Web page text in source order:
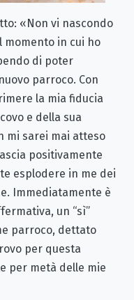
«Non vi nascondo
momento in cui ho
di poter
parroco. Con
la mia fiducia
e della sua
mi sarei mai atteso
positivamente
esplodere in me dei
Immediatamente è
un “sì”
parroco, dettato
per questa
per metà delle mie